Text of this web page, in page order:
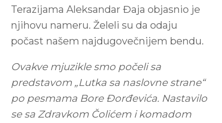
Terazijama Aleksandar Đaja objasnio je
njihovu nameru. Želeli su da odaju
počast našem najdugovečnijem bendu.
Ovakve mjuzikle smo počeli sa
predstavom „Lutka sa naslovne strane“
po pesmama Bore Đorđevića. Nastavilo
se sa Zdravkom Čolićem i komadom